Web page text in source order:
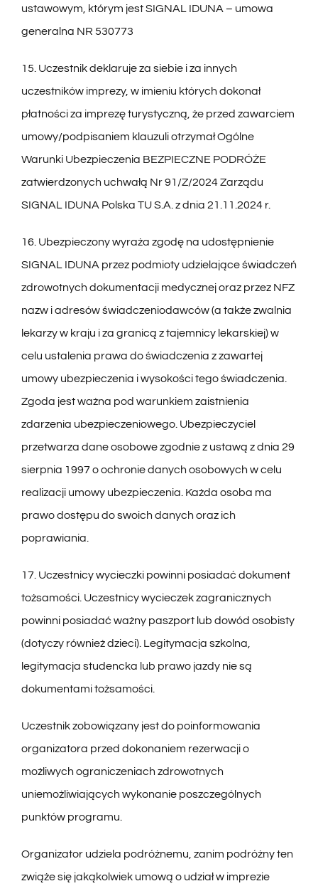
ustawowym, którym jest SIGNAL IDUNA – umowa
generalna NR 530773
15. Uczestnik deklaruje za siebie i za innych
uczestników imprezy, w imieniu których dokonał
płatności za imprezę turystyczną, że przed zawarciem
umowy/podpisaniem klauzuli otrzymał Ogólne
Warunki Ubezpieczenia BEZPIECZNE PODRÓŻE
zatwierdzonych uchwałą Nr 91/Z/2024 Zarządu
SIGNAL IDUNA Polska TU S.A. z dnia 21.11.2024 r.
16. Ubezpieczony wyraża zgodę na udostępnienie
SIGNAL IDUNA przez podmioty udzielające świadczeń
zdrowotnych dokumentacji medycznej oraz przez NFZ
nazw i adresów świadczeniodawców (a także zwalnia
lekarzy w kraju i za granicą z tajemnicy lekarskiej) w
celu ustalenia prawa do świadczenia z zawartej
umowy ubezpieczenia i wysokości tego świadczenia.
Zgoda jest ważna pod warunkiem zaistnienia
zdarzenia ubezpieczeniowego. Ubezpieczyciel
przetwarza dane osobowe zgodnie z ustawą z dnia 29
sierpnia 1997 o ochronie danych osobowych w celu
realizacji umowy ubezpieczenia. Każda osoba ma
prawo dostępu do swoich danych oraz ich
poprawiania.
17. Uczestnicy wycieczki powinni posiadać dokument
tożsamości. Uczestnicy wycieczek zagranicznych
powinni posiadać ważny paszport lub dowód osobisty
(dotyczy również dzieci). Legitymacja szkolna,
legitymacja studencka lub prawo jazdy nie są
dokumentami tożsamości.
Uczestnik zobowiązany jest do poinformowania
organizatora przed dokonaniem rezerwacji o
możliwych ograniczeniach zdrowotnych
uniemożliwiających wykonanie poszczególnych
punktów programu.
Organizator udziela podróżnemu, zanim podróżny ten
zwiąże się jakąkolwiek umową o udział w imprezie